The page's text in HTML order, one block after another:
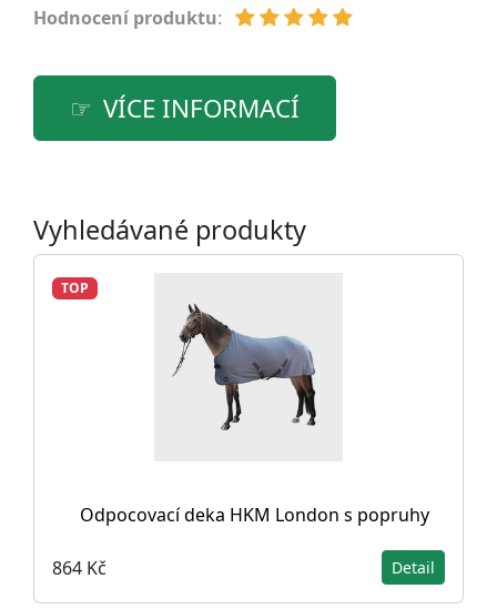
Hodnocení produktu:
VÍCE INFORMACÍ
Vyhledávané produkty
TOP
Odpocovací deka HKM London s popruhy
864 Kč Detail